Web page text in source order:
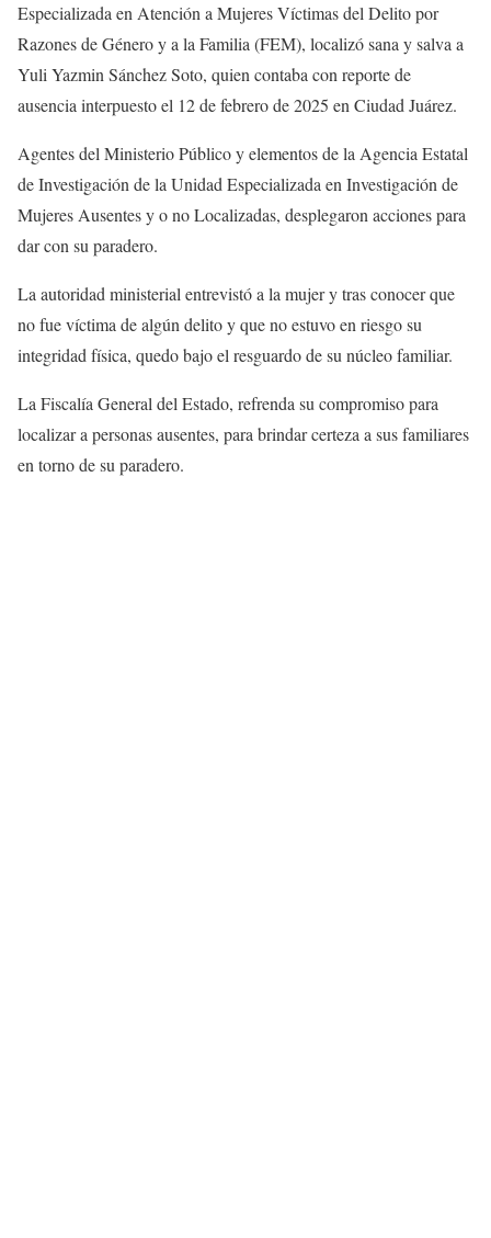
Especializada en Atención a Mujeres Víctimas del Delito por
Razones de Género y a la Familia (FEM), localizó sana y salva a
Yuli Yazmin Sánchez Soto, quien contaba con reporte de
ausencia interpuesto el 12 de febrero de 2025 en Ciudad Juárez.
Agentes del Ministerio Público y elementos de la Agencia Estatal
de Investigación de la Unidad Especializada en Investigación de
Mujeres Ausentes y o no Localizadas, desplegaron acciones para
dar con su paradero.
La autoridad ministerial entrevistó a la mujer y tras conocer que
no fue víctima de algún delito y que no estuvo en riesgo su
integridad física, quedo bajo el resguardo de su núcleo familiar.
La Fiscalía General del Estado, refrenda su compromiso para
localizar a personas ausentes, para brindar certeza a sus familiares
en torno de su paradero.